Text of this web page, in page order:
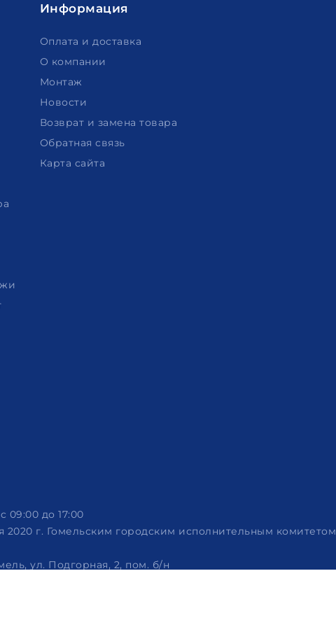
Информация
Оплата и доставка
О компании
Монтаж
Новости
Возврат и замена товара
Обратная связь
Карта сайта
09:00 до 17:00
2020 г. Гомельским городским исполнительным комитетом
ул. Подгорная, 2, пом. б/н